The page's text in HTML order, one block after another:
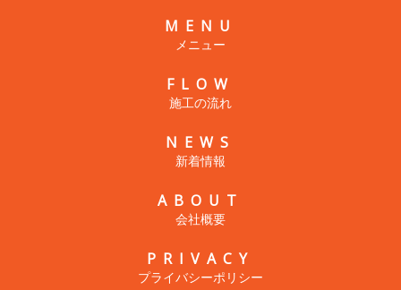
MENU
メニュー
FLOW
施工の流れ
NEWS
新着情報
ABOUT
会社概要
PRIVACY
プライバシーポリシー